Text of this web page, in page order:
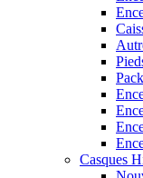
Casques